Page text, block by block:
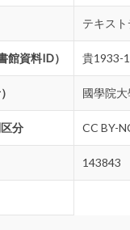
テキス
館資料ID） 貴1933-
國學院
分 CC BY-
143843